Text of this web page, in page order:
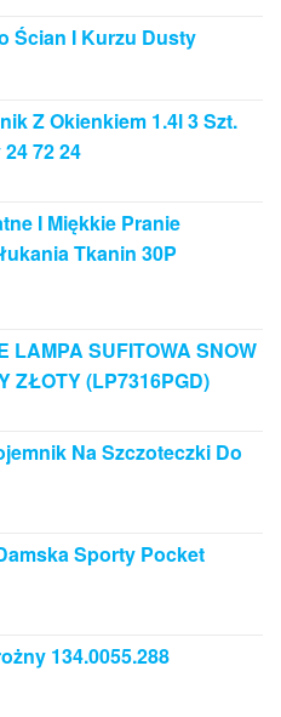
Ścian I Kurzu Dusty
Z Okienkiem 1.4l 3 Szt.
72 24
I Miękkie Pranie
Tkanin 30P
LAMPA SUFITOWA SNOW
ZŁOTY (LP7316PGD)
Na Szczoteczki Do
Sporty Pocket
134.0055.288